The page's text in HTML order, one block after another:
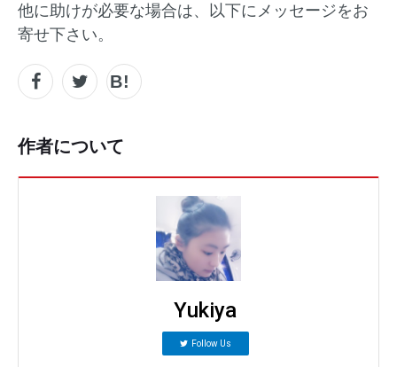
他に助けが必要な場合は、以下にメッセージをお
寄せ下さい。
作者について
Yukiya
Follow Us